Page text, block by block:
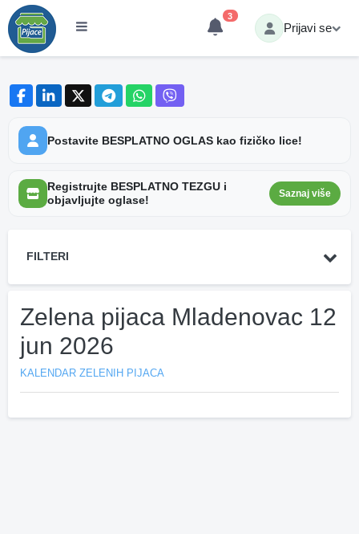
3
Prijavi se
Postavite BESPLATNO OGLAS kao fizičko lice!
Registrujte BESPLATNO TEZGU i
objavljujte oglase!
Saznaj više
FILTERI
Zelena pijaca Mladenovac 12
jun 2026
KALENDAR ZELENIH PIJACA